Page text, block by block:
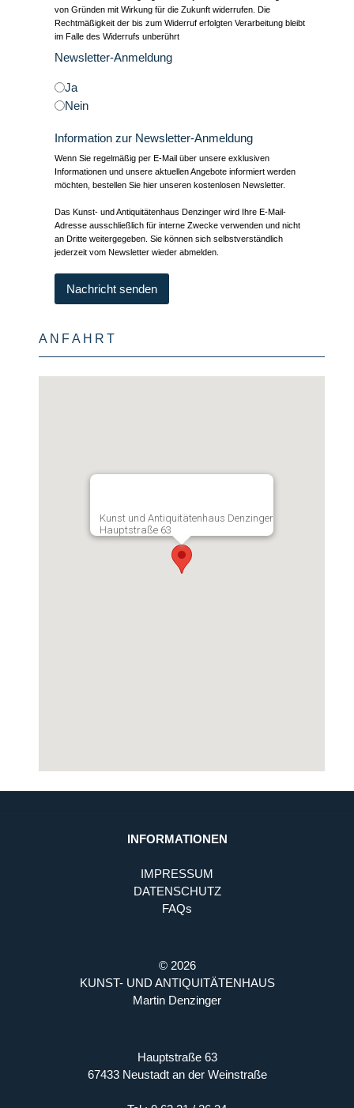
von Gründen mit Wirkung für die Zukunft widerrufen. Die
Rechtmäßigkeit der bis zum Widerruf erfolgten Verarbeitung bleibt
im Falle des Widerrufs unberührt
Newsletter-Anmeldung
Ja
Nein
Information zur Newsletter-Anmeldung
Wenn Sie regelmäßig per E-Mail über unsere exklusiven
Informationen und unsere aktuellen Angebote informiert werden
möchten, bestellen Sie hier unseren kostenlosen Newsletter.
Das Kunst- und Antiquitätenhaus Denzinger wird Ihre E-Mail-
Adresse ausschließlich für interne Zwecke verwenden und nicht
an Dritte weitergegeben. Sie können sich selbstverständlich
jederzeit vom Newsletter wieder abmelden.
Nachricht senden
ANFAHRT
Kunst und Antiquitätenhaus Denzinger
Hauptstraße 63
INFORMATIONEN
IMPRESSUM
DATENSCHUTZ
FAQs
© 2026
KUNST- UND ANTIQUITÄTENHAUS
Martin Denzinger
Hauptstraße 63
67433 Neustadt an der Weinstraße